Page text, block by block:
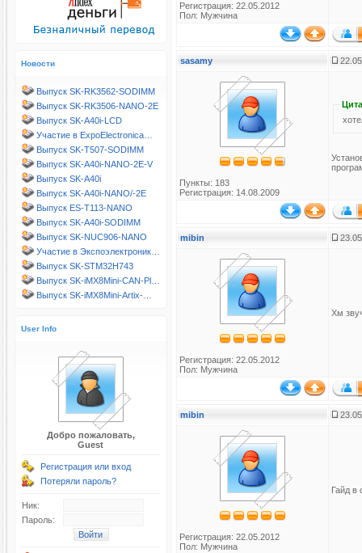
Новости
Выпуск SK-RK3562-SODIMM
Выпуск SK-RK3506-NANO-2E
Выпуск SK-A40i-LCD
Участие в ExpoElectronica…
Выпуск SK-T507-SODIMM
Выпуск SK-A40i-NANO-2E-V
Выпуск SK-A40i
Выпуск SK-A40i-NANO/-2E
Выпуск ES-T113-NANO
Выпуск SK-A40i-SODIMM
Выпуск SK-NUC906-NANO
Участие в Экспоэлектроник…
Выпуск SK-STM32H743
Выпуск SK-iMX8Mini-CAN-Pl…
Выпуск SK-iMX8Mini-Artix-…
User Info
Добро пожаловать,
Guest
Регистрация или вход
Потеряли пароль?
Ник:
Пароль:
Регистрация: 22.05.2012
Пол: Мужчина
sasamy
Пункты: 183
Регистрация: 14.08.2009
mibin
Регистрация: 22.05.2012
Пол: Мужчина
Хм
mibin
Регистрация: 22.05.2012
Пол: Мужчина
Гайд в